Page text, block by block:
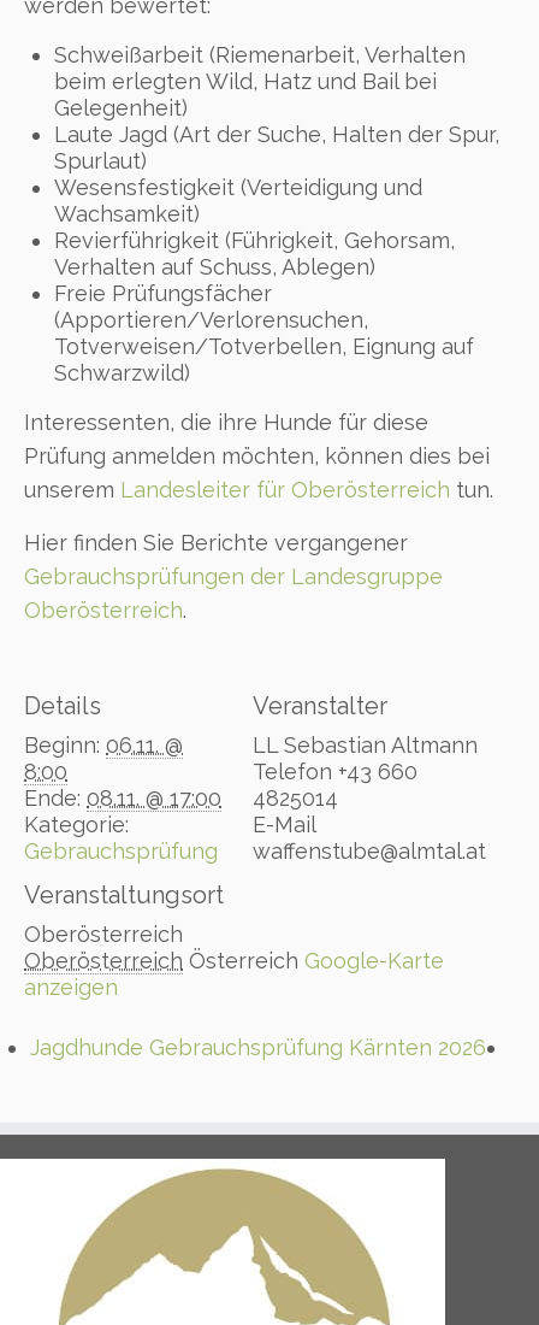
Schweißarbeit (Riemenarbeit, Verhalten
beim erlegten Wild, Hatz und Bail bei
Gelegenheit)
Laute Jagd (Art der Suche, Halten der Spur,
Spurlaut)
Wesensfestigkeit (Verteidigung und
Wachsamkeit)
Revierführigkeit (Führigkeit, Gehorsam,
Verhalten auf Schuss, Ablegen)
Freie Prüfungsfächer
(Apportieren/Verlorensuchen,
Totverweisen/Totverbellen, Eignung auf
Schwarzwild)
Interessenten, die ihre Hunde für diese
Prüfung anmelden möchten, können dies bei
unserem Landesleiter für Oberösterreich tun.
Hier finden Sie Berichte vergangener
Gebrauchsprüfungen der Landesgruppe
Oberösterreich.
Details
Beginn: 06.11. @
8:00
Ende: 08.11. @ 17:00
Kategorie:
Gebrauchsprüfung
Veranstaltungsort
Oberösterreich
Oberösterreich Österreich Google-Karte
anzeigen
Veranstalter
LL Sebastian Altmann
Telefon +43 660
4825014
E-Mail
waffenstube@almtal.at
Jagdhunde Gebrauchsprüfung Kärnten 2026